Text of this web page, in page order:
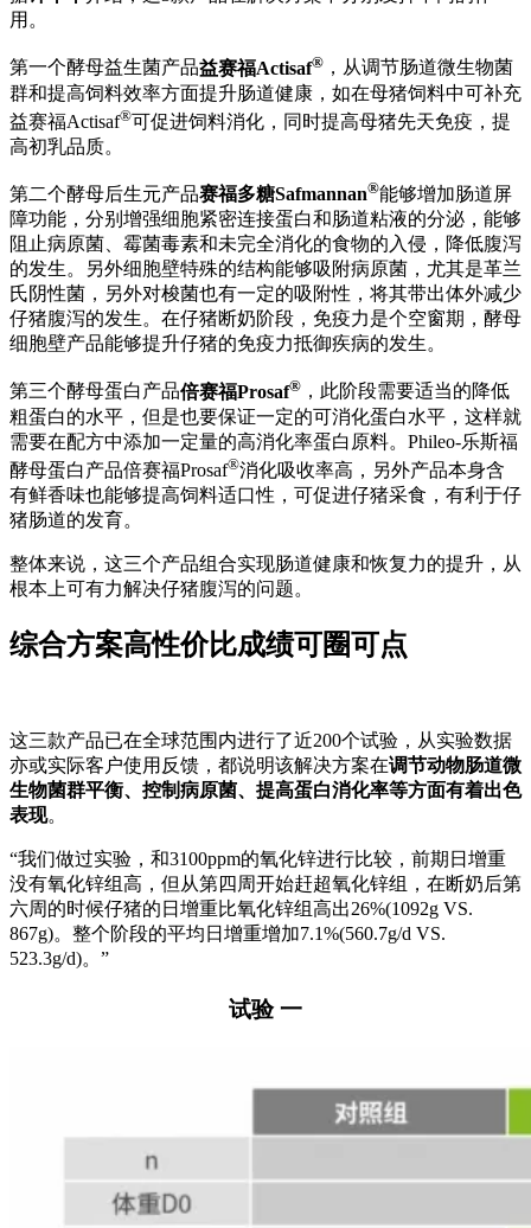
用。
第一个酵母益生菌产品益赛福Actisaf® ，从调节肠道微生物菌
群和提高饲料效率方面提升肠道健康，如在母猪饲料中可补充
益赛福Actisaf®可促进饲料消化，同时提高母猪先天免疫，提
高初乳品质。
第二个酵母后生元产品赛福多糖Safmannan®能够增加肠道屏
障功能，分别增强细胞紧密连接蛋白和肠道粘液的分泌，能够
阻止病原菌、霉菌毒素和未完全消化的食物的入侵，降低腹泻
的发生。另外细胞壁特殊的结构能够吸附病原菌，尤其是革兰
氏阴性菌，另外对梭菌也有一定的吸附性，将其带出体外减少
仔猪腹泻的发生。在仔猪断奶阶段，免疫力是个空窗期，酵母
细胞壁产品能够提升仔猪的免疫力抵御疾病的发生。
第三个酵母蛋白产品倍赛福Prosaf® ，此阶段需要适当的降低
粗蛋白的水平，但是也要保证一定的可消化蛋白水平，这样就
需要在配方中添加一定量的高消化率蛋白原料。Phileo-乐斯福
酵母蛋白产品倍赛福Prosaf®消化吸收率高，另外产品本身含
有鲜香味也能够提高饲料适口性，可促进仔猪采食，有利于仔
猪肠道的发育。
整体来说，这三个产品组合实现肠道健康和恢复力的提升，从
根本上可有力解决仔猪腹泻的问题。
综合方案高性价比成绩可圈可点
这三款产品已在全球范围内进行了近200个试验，从实验数据
亦或实际客户使用反馈，都说明该解决方案在调节动物肠道微
生物菌群平衡、控制病原菌、提高蛋白消化率等方面有着出色
表现。
“我们做过实验，和3100ppm的氧化锌进行比较，前期日增重
没有氧化锌组高，但从第四周开始赶超氧化锌组，在断奶后第
六周的时候仔猪的日增重比氧化锌组高出26%(1092g VS.
867g)。整个阶段的平均日增重增加7.1%(560.7g/d VS.
523.3g/d)。”
试验 一